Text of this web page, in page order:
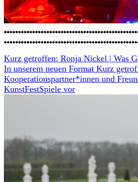
Kurz getroffen: Ronja Nickel | Was
In unserem neuen Format Kurz
Kooperationspartner*innen und
KunstFestSpiele vor